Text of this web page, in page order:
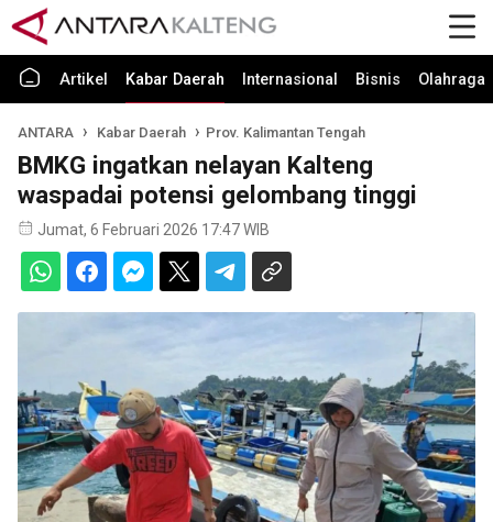
Artikel Kabar Daerah Internasional Bisnis Olahraga
ANTARA Kabar Daerah Prov. Kalimantan Tengah
BMKG ingatkan nelayan Kalteng
waspadai potensi gelombang tinggi
Jumat, 6 Februari 2026 17:47 WIB